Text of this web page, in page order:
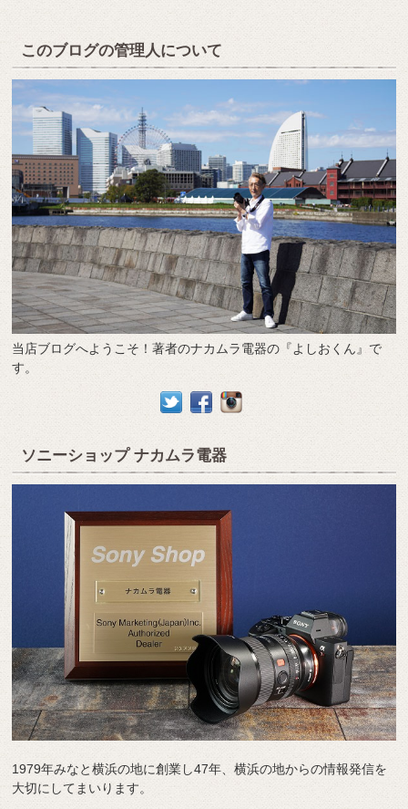
このブログの管理人について
当店ブログへようこそ！著者のナカムラ電器の『よしおくん』で
す。
ソニーショップ ナカムラ電器
1979年みなと横浜の地に創業し47年、横浜の地からの情報発信を
大切にしてまいります。